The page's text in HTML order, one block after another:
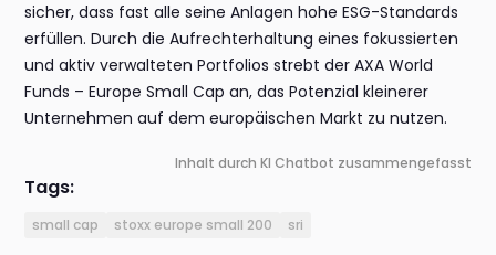
sicher, dass fast alle seine Anlagen hohe ESG-Standards
erfüllen. Durch die Aufrechterhaltung eines fokussierten
und aktiv verwalteten Portfolios strebt der AXA World
Funds – Europe Small Cap an, das Potenzial kleinerer
Unternehmen auf dem europäischen Markt zu nutzen.
Inhalt durch KI Chatbot zusammengefasst
Tags:
small cap stoxx europe small 200 sri